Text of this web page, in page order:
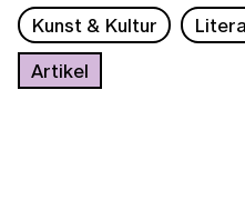
Kunst & Kultur
Artikel